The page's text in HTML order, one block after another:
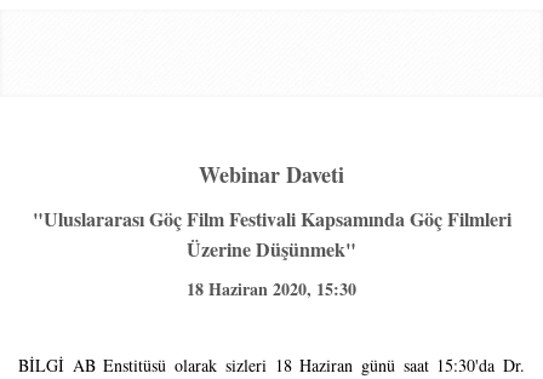
Webinar Daveti
"Uluslararası Göç Film Festivali Kapsamında Göç Filmleri
Üzerine Düşünmek"
18 Haziran 2020, 15:30
BİLGİ AB Enstitüsü olarak sizleri 18 Haziran günü saat 15:30'da Dr.